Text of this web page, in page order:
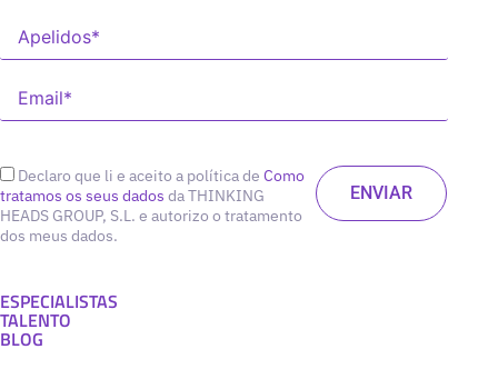
Declaro que li e aceito a política de Como
tratamos os seus dados da THINKING
HEADS GROUP, S.L. e autorizo o tratamento
dos meus dados.
ESPECIALISTAS
TALENTO
BLOG